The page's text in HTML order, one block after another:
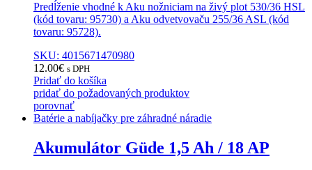
Predĺženie vhodné k Aku nožniciam na živý plot 530/36 HSL
(kód tovaru: 95730) a Aku odvetvovaču 255/36 ASL (kód
tovaru: 95728).
SKU: 4015671470980
12.00€ s DPH
Pridať do košíka
pridať do požadovaných produktov
porovnať
Batérie a nabíjačky pre záhradné náradie
Akumulátor Güde 1,5 Ah / 18 AP